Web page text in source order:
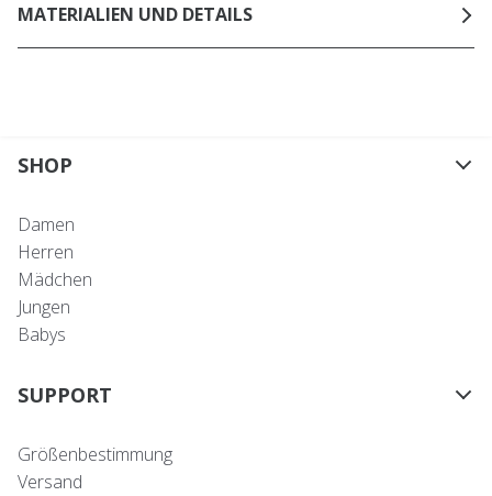
MATERIALIEN UND DETAILS
SHOP
Damen
Herren
Mädchen
Jungen
Babys
SUPPORT
Größenbestimmung
Versand